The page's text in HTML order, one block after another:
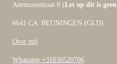
Anemoonstraat 9 (Let op dit is
6641 CA BEUNINGEN (GLD)
Over mij
Whatsapp +31630520706